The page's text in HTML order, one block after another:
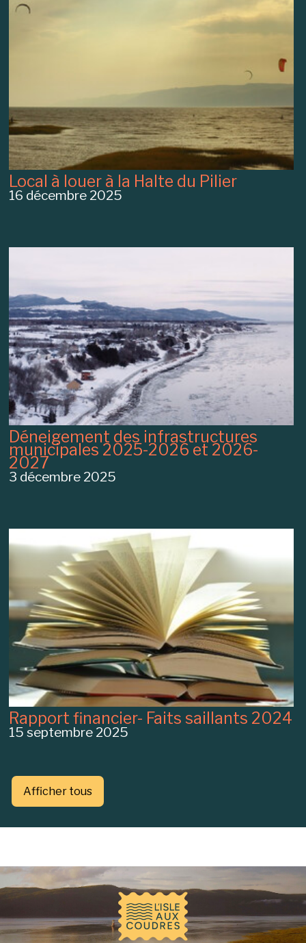
Local à louer à la Halte du Pilier
16 décembre 2025
Déneigement des infrastructures
municipales 2025-2026 et 2026-
2027
3 décembre 2025
Rapport financier- Faits saillants 2024
15 septembre 2025
Afficher tous